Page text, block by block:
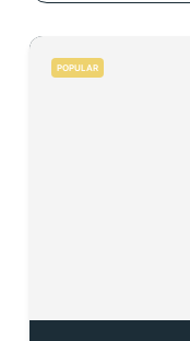
POPULAR